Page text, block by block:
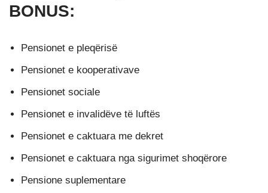
BONUS:
Pensionet e pleqërisë
Pensionet e kooperativave
Pensionet sociale
Pensionet e invalidëve të luftës
Pensionet e caktuara me dekret
Pensionet e caktuara nga sigurimet shoqërore
Pensione suplementare